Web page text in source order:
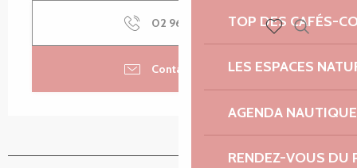
TOP DES CAFÉS-
LES ESPACES
AGENDA NAUTIQUE
RENDEZ-VOUS DU
Voir les favoris
02 96 05 93 ▒▒
Contactez-nous